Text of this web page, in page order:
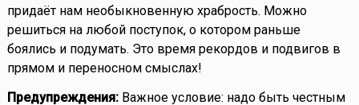
придаёт нам необыкновенную храбрость. Можно
решиться на любой поступок, о котором раньше
боялись и подумать. Это время рекордов и подвигов в
прямом и переносном смыслах!
Предупреждения:Важное условие: надо быть честным